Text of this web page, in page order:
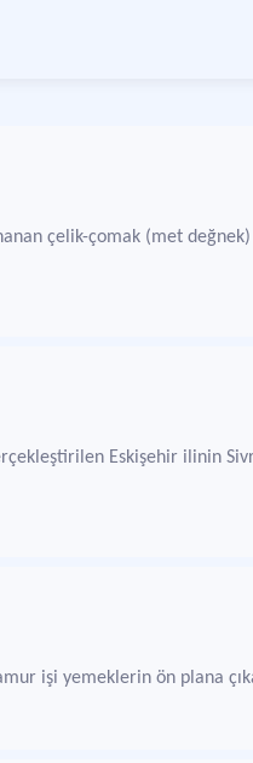
çelik-çomak (met
Eskişehir ilinin
işi yemeklerin ön plana